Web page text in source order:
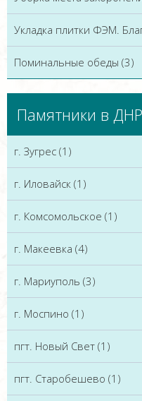
Укладка плитки ФЭМ.
Поминальные обеды (3)
Памятники в ДНР
г. Зугрес (1)
г. Иловайск (1)
г. Комсомольское (1)
г. Макеевка (4)
г. Мариуполь (3)
г. Моспино (1)
пгт. Новый Свет (1)
пгт. Старобешево (1)